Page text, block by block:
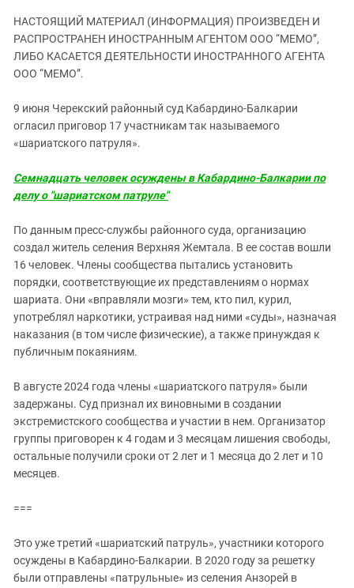
КАВКАЗ ЗА ПАЛЕСТИНУ
ИНАКОМЫСЛИЕ В ЧЕЧНЕ
ПРЕСЛЕДОВАНИЕ АКТИВИСТОВ
Ингушетия
Кабардино-Балкария
Карачаево-Черкесия
Краснодарский край
Российская Федерация
Северная Осетия - Алания
СКФО
Ставропольский край
Чечня
Южная Осетия
Южный Кавказ
НАСТОЯЩИЙ МАТЕРИАЛ (ИНФОРМАЦИЯ) ПРОИЗВЕДЕН И
РАСПРОСТРАНЕН ИНОСТРАННЫМ АГЕНТОМ ООО “МЕМО”,
ЛИБО КАСАЕТСЯ ДЕЯТЕЛЬНОСТИ ИНОСТРАННОГО АГЕНТА
ООО “МЕМО”.
9 июня Черекский районный суд Кабардино-Балкарии
огласил приговор 17 участникам так называемого
«шариатского патруля».
Семнадцать человек осуждены в Кабардино-Балкарии по
делу о "шариатском патруле"
По данным пресс-службы районного суда, организацию
создал житель селения Верхняя Жемтала. В ее состав вошли
16 человек. Члены сообщества пытались установить
порядки, соответствующие их представлениям о нормах
шариата. Они «вправляли мозги» тем, кто пил, курил,
употреблял наркотики, устраивая над ними «суды», назначая
наказания (в том числе физические), а также принуждая к
публичным покаяниям.
В августе 2024 года члены «шариатского патруля» были
задержаны. Суд признал их виновными в создании
экстремистского сообщества и участии в нем. Организатор
группы приговорен к 4 годам и 3 месяцам лишения свободы,
остальные получили сроки от 2 лет и 1 месяца до 2 лет и 10
месяцев.
===
Это уже третий «шариатский патруль», участники которого
осуждены в Кабардино-Балкарии. В 2020 году за решетку
были отправлены «патрульные» из селения Анзорей в